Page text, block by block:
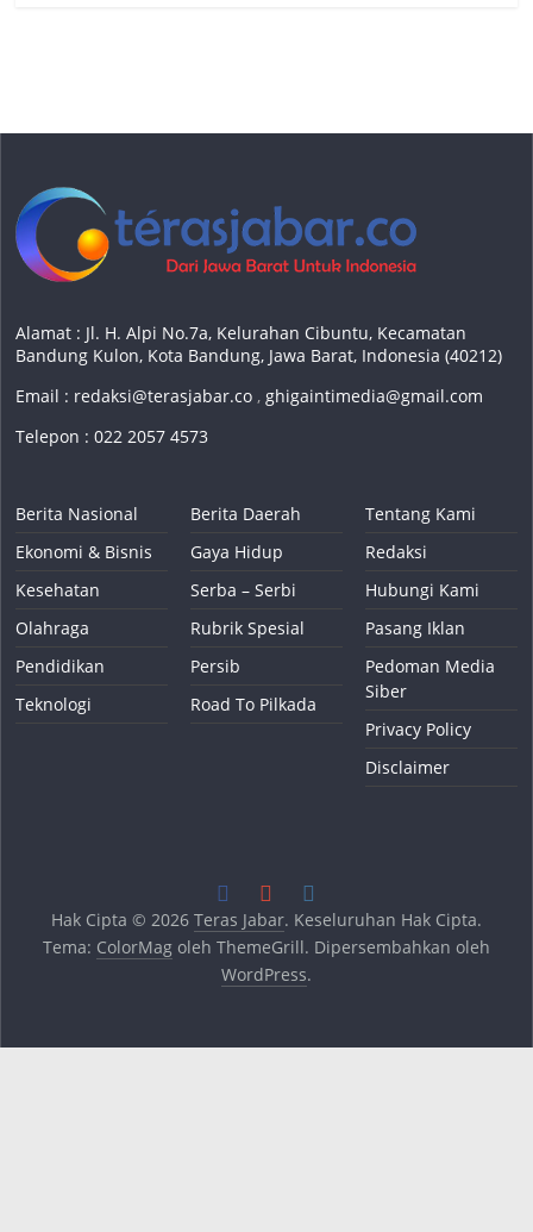
Alamat : Jl. H. Alpi No.7a, Kelurahan Cibuntu, Kecamatan
Bandung Kulon, Kota Bandung, Jawa Barat, Indonesia (40212)
Email : redaksi@terasjabar.co ,ghigaintimedia@gmail.com
Telepon : 022 2057 4573
Berita Nasional
Ekonomi & Bisnis
Kesehatan
Olahraga
Pendidikan
Teknologi
Berita Daerah
Gaya Hidup
Serba – Serbi
Rubrik Spesial
Persib
Road To Pilkada
Tentang Kami
Redaksi
Hubungi Kami
Pasang Iklan
Pedoman Media
Siber
Privacy Policy
Disclaimer
Hak Cipta © 2026 Teras Jabar. Keseluruhan Hak Cipta.
Tema: ColorMagoleh ThemeGrill. Dipersembahkan oleh
WordPress.